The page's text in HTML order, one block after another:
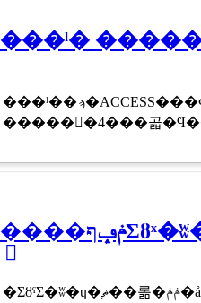
���ˡ�
�ΣȣˤΣ�ʬ�ɥ�ޡ֥��롦�ݥݥ�å����椯�����פ��ɥ�޹����λ�İ�ԤΥ֥�����Ʊ�ɤΣȣФ�����ˤʤäƤ��롣